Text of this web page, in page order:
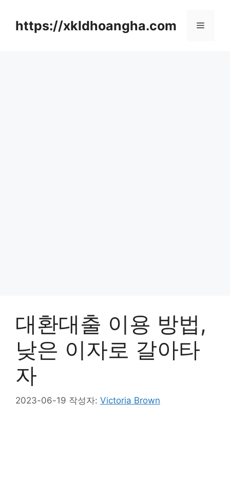
https://xkldhoangha.com 메
대환대출 이용 방법,
낮은 이자로 갈아타
자
2023-06-19 작성자: Victoria Brown